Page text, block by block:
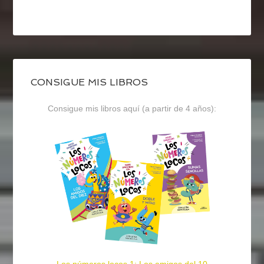
CONSIGUE MIS LIBROS
Consigue mis libros aquí (a partir de 4 años):